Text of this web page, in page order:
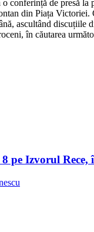
conferință de presă la
din Piața Victoriei.
ascultând discuțiile
în căutarea
pe Izvorul Rece,